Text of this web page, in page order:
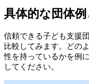
具体的な団体
信頼できる子ども支援
比較してみます。どの
性を持っているかを例
してください。